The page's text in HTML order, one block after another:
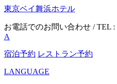
東京ベイ舞浜ホテル
お電話でのお問い合わせ / TEL :
A
宿泊予約 レストラン予約
LANGUAGE